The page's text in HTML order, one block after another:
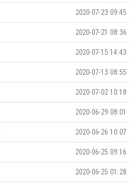
2020-07-23 09:45
2020-07-21 08:36
2020-07-15 14:43
2020-07-13 08:55
2020-07-02 10:18
2020-06-29 08:01
2020-06-26 10:07
2020-06-25 09:16
2020-06-25 01:28